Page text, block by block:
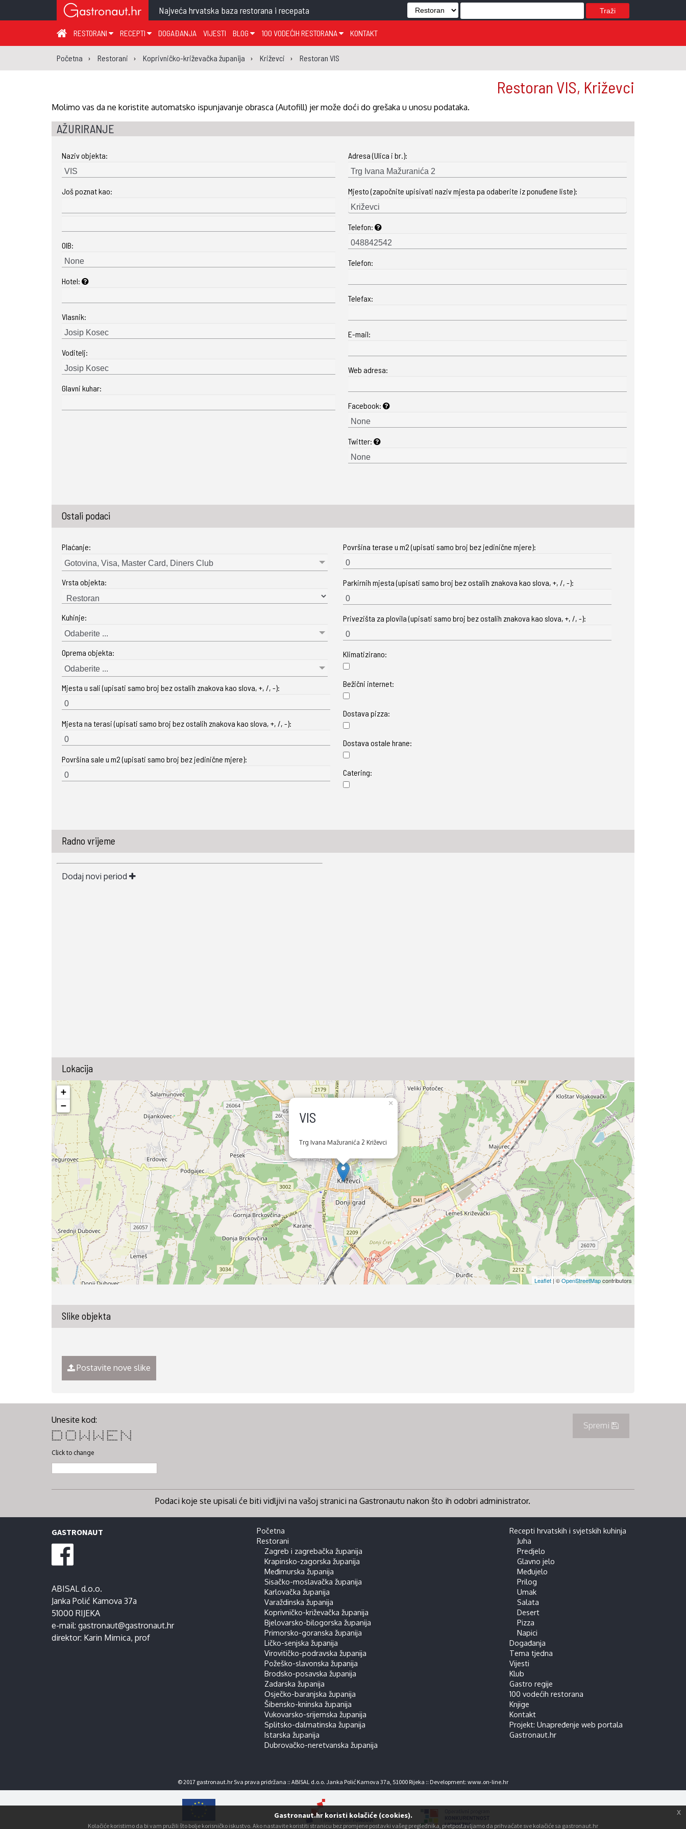
Najveća hrvatska baza restorana i recepata Traži
RESTORANI
ZAGREB I ZAGREBAČKA ŽUPANIJA
KRAPINSKO-ZAGORSKA ŽUPANIJA
MEĐIMURSKA ŽUPANIJA
SISAČKO-MOSLAVAČKA ŽUPANIJA
KOPRIVNIČKO-KRIŽEVAČKA ŽUPANIJA
BJELOVARSKO-BILOGORSKA ŽUPANIJA
PRIMORSKO-GORANSKA ŽUPANIJA
LIČKO-SENJSKA ŽUPANIJA
BRODSKO-POSAVSKA ŽUPANIJA
OSJEČKO-BARANJSKA ŽUPANIJA
ŠIBENSKO-KNINSKA ŽUPANIJA
VUKOVARSKO-SRIJEMSKA ŽUPANIJA
SPLITSKO-DALMATINSKA ŽUPANIJA
ISTARSKA ŽUPANIJA
DUBROVAČKO-NERETVANSKA ŽUPANIJA
RECEPTI
JUHA
PREDJELO
GLAVNO JELO
MEĐUJELO
SALATA
DESERT
PIZZA
NAPICI
DOGAĐANJA VIJESTI BLOG
TEMA TJEDNA
ZANIMLJIVOSTI
KLUB
GASTRO REGIJE
100 VODEĆIH RESTORANA
GLASANJE KNJIGE
KONTAKT
Početna Restorani Koprivničko-križevačka županija Križevci Restoran VIS
Restoran VIS, Križevci
Molimo vas da ne koristite automatsko ispunjavanje obrasca (Autofill) jer može doći do grešaka u unosu podataka.
AŽURIRANJE
Naziv objekta:
Još poznat kao:
OIB:
Hotel:
Vlasnik:
Voditelj:
Glavni kuhar:
Adresa (Ulica i br.):
Mjesto (započnite upisivati naziv mjesta pa odaberite iz ponuđene liste):
Telefon:
Telefon:
Telefax:
E-mail:
Web adresa:
Facebook:
Twitter:
Ostali podaci
Plaćanje:
Gotovina, Visa, Master Card, Diners Club
Vrsta objekta:
Kuhinje:
Odaberite ...
Oprema objekta:
Odaberite ...
Mjesta u sali (upisati samo broj bez ostalih znakova kao slova, +, /, -):
Mjesta na terasi (upisati samo broj bez ostalih znakova kao slova, +, /, -):
Površina sale u m2 (upisati samo broj bez jedinične mjere):
Površina terase u m2 (upisati samo broj bez jedinične mjere):
Parkirnih mjesta (upisati samo broj bez ostalih znakova kao slova, +, /, -):
Privezišta za plovila (upisati samo broj bez ostalih znakova kao slova, +, /, -):
Klimatizirano:
Bežični internet:
Dostava pizza:
Dostava ostale hrane:
Catering:
Radno vrijeme
Dodaj novi period
Lokacija
VIS
Trg Ivana Mažuranića 2 Križevci
×
+
−
Leaflet | ©OpenStreetMapcontributors
Slike objekta
Postavite nove slike
Spremi
Unesite kod:
****** ***** * * * * ******* * *
* * * * * * * * * ** *
* * * * * * * * * * * *
* * * * * * * * * * **** * * *
* * * * * * * * * * * * * * * *
* * * * ** ** ** ** * * **
****** ***** * * * * ******* * *
Click to change
Podaci koje ste upisali će biti vidljivi na vašoj stranici na Gastronautu nakon što ih odobri administrator.
GASTRONAUT
ABISAL d.o.o.
Janka Polić Kamova 37a
51000 RIJEKA
e-mail: gastronaut@gastronaut.hr
direktor: Karin Mimica, prof
Početna
Restorani
Zagreb i zagrebačka županija
Krapinsko-zagorska županija
Međimurska županija
Sisačko-moslavačka županija
Karlovačka županija
Varaždinska županija
Koprivničko-križevačka županija
Bjelovarsko-bilogorska županija
Primorsko-goranska županija
Ličko-senjska županija
Virovitičko-podravska županija
Požeško-slavonska županija
Brodsko-posavska županija
Zadarska županija
Osječko-baranjska županija
Šibensko-kninska županija
Vukovarsko-srijemska županija
Splitsko-dalmatinska županija
Istarska županija
Dubrovačko-neretvanska županija
Recepti hrvatskih i svjetskih kuhinja
Juha
Predjelo
Glavno jelo
Međujelo
Prilog
Umak
Salata
Desert
Pizza
Napici
Događanja
Tema tjedna
Vijesti
Klub
Gastro regije
100 vodećih restorana
Knjige
Kontakt
Projekt: Unapređenje web portala
Gastronaut.hr
© 2017 gastronaut.hr Sva prava pridržana :: ABISAL d.o.o. Janka Polić Kamova 37a, 51000 Rijeka :: Development: www.on-line.hr
Gastronaut.hr koristi kolačiće (cookies).
Kolačiće koristimo da bi vam pružili što bolje korisničko iskustvo. Ako nastavite koristiti stranicu bez promjene postavki vašeg preglednika, pretpostavljamo da prihvaćate sve kolačiće sa gastronaut.hr
x